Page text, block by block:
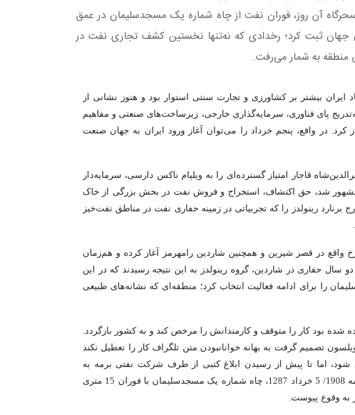
آن روز، فوران نفت از چاه شماره یک مسجدسلیمان در عمق
جهان ثبت کرد؛ رخدادی که نه‌تنها نخستین کشف تجاری نفت در
منطقه به شمار می‌رفت.
بیشتر بر کشاورزی و تجارت سنتی استوار بود و هنوز نشانی از
پای فناوری، سرمایه‌گذاری خارجی، زیرساخت‌های صنعتی و مفاهیم
کرد. در واقع، پنجم خرداد را می‌توان آغاز ورود ایران به جهان صنعت
زمانی که مظفرالدین‌شاه قاجار امتیاز گسترده‌ای را به ویلیام ناکس دارسی، سرمایه‌دار
مشهور شد، حق اکتشاف، استخراج و فروش نفت در بخش بزرگی از خاک
جورج برنارد رینولدز را که تجربیاتی در زمینه حفاری نفت در مناطق نفت‌خیز
را در چاه سرخ واقع در قصر شیرین و همچنین شاردین‌ رامهرمز آغاز کرده و هم‌زمان
حفاری در شاردین، گروه رینولدز به این نتیجه رسیدند که در این
را برای ادامه فعالیت انتخاب کرد؛ منطقه‌ای که نشانه‌های طبیعی
شده بود کار را متوقف و کارمندانش را مرخص‌ کند و به‌ کشور بازگردد.
تصمیم گرفت به بهانه خوانانبودن متن تلگراف کار را تعطیل نکند
شود، اما تا پیش از رسیدن ابلاغ کتبی از طرف شرکت نفتی برمه به
رینولدز، پژواک مته حفاری بر قلب تاریخ نشست و اوایل صبح روز 26 مه 1908/ 5 خرداد 1287، چاه شماره یک مسجدسلیمان با فوران 15 متری